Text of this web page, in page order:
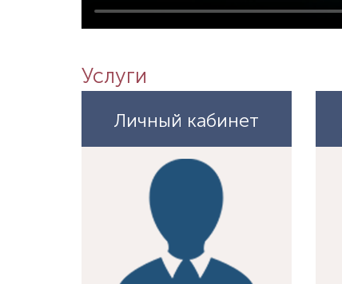
Услуги
Личный кабинет